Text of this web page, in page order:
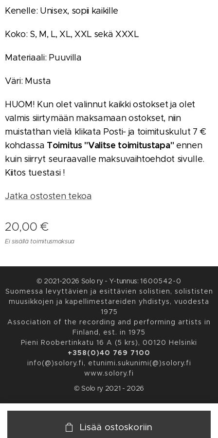
Kenelle: Unisex, sopii kaikille
Koko: S, M, L, XL, XXL sekä XXXL
Materiaali: Puuvilla
Väri: Musta
HUOM! Kun olet valinnut kaikki ostokset ja olet
valmis siirtymään maksamaan ostokset, niin
muistathan vielä klikata Posti- ja toimituskulut 7 €
kohdassa Toimitus "Valitse toimitustapa"ennen
kuin siirryt seuraavalle maksuvaihtoehdot sivulle.
Kiitos tuestasi !
Jatka ostosten tekoa
20,00 €
Ei sisällä toimitusmaksua
Lisää ostoskoriin
© 2021-2026 Solo ry - Y-tunnus: 1600542-0
Suomessa levyttävien ja esittävien solistien, solististen
muusikkojen ja kapellimestareiden yhdistys, vuodesta
1975
Association of the recording and performing artists in
Finland, est. in 1975
Pieni Roobertinkatu 16 A (5 krs), 00120 Helsinki
+358(0)40 769 7100
info(@)solory.fi, etunimi.sukunimi(@)solory.fi
www.solory.fi
© Solo ry 2021 - 2026